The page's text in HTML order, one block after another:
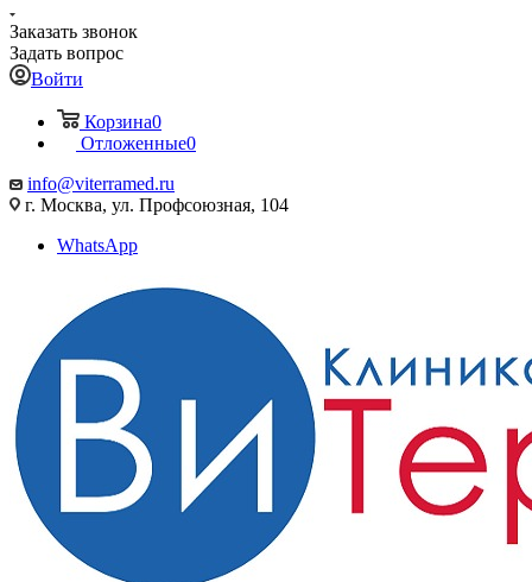
Заказать звонок
Задать вопрос
Войти
Корзина0
Отложенные0
info@viterramed.ru
г. Москва, ул. Профсоюзная, 104
WhatsApp